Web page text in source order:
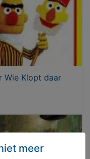
Wie Klopt daar
meer